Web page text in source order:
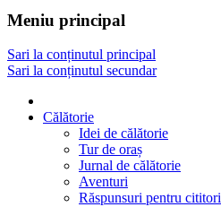
Meniu principal
Sari la conținutul principal
Sari la conținutul secundar
Călătorie
Idei de călătorie
Tur de oraș
Jurnal de călătorie
Aventuri
Răspunsuri pentru cititori